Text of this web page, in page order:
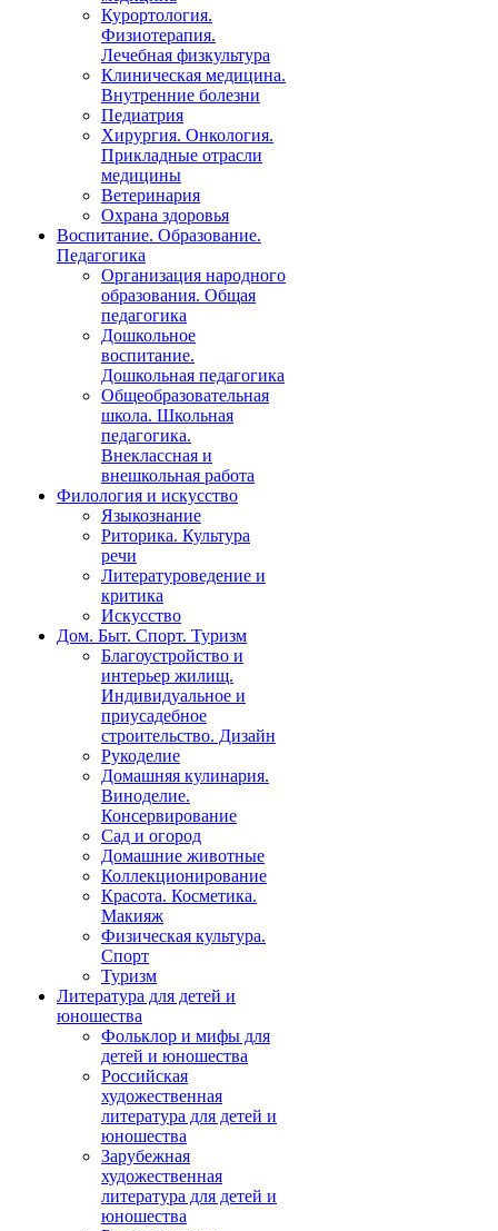
Курортология.
Физиотерапия.
Лечебная физкультура
Клиническая медицина.
Внутренние болезни
Педиатрия
Хирургия. Онкология.
Прикладные отрасли
медицины
Ветеринария
Охрана здоровья
Воспитание. Образование.
Педагогика
Организация народного
образования. Общая
педагогика
Дошкольное
воспитание.
Дошкольная педагогика
Общеобразовательная
школа. Школьная
педагогика.
Внеклассная и
внешкольная работа
Филология и искусство
Языкознание
Риторика. Культура
речи
Литературоведение и
критика
Искусство
Дом. Быт. Спорт. Туризм
Благоустройство и
интерьер жилищ.
Индивидуальное и
приусадебное
строительство. Дизайн
Рукоделие
Домашняя кулинария.
Виноделие.
Консервирование
Сад и огород
Домашние животные
Коллекционирование
Красота. Косметика.
Макияж
Физическая культура.
Спорт
Туризм
Литература для детей и
юношества
Фольклор и мифы для
детей и юношества
Российская
художественная
литература для детей и
юношества
Зарубежная
художественная
литература для детей и
юношества